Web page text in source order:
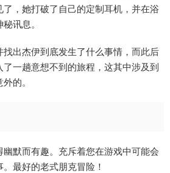
，她打破了自己的定制耳机，并在浴
讯息。
出杰伊到底发生了什么事情，而此后
一趟意想不到的旅程，这其中涉及到
的。
默而有趣。充斥着您在游戏中可能会
最好的老式朋克冒险！